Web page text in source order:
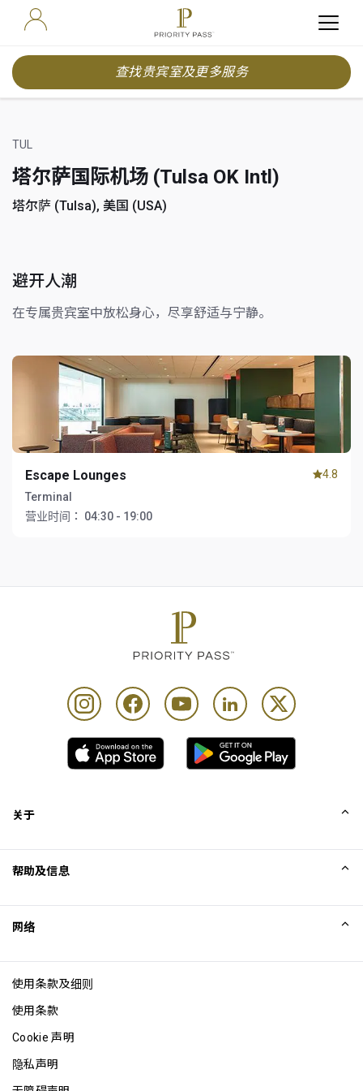
查找贵宾室及更多服务
TUL
塔尔萨国际机场 (Tulsa OK Intl)
塔尔萨 (Tulsa), 美国 (USA)
避开人潮
在专属贵宾室中放松身心，尽享舒适与宁静。
Escape Lounges
Terminal
营业时间：
04:30 - 19:00
4.8
关于
Excellence Awards
博客
帮助及信息
网络
使用条款及细则
使用条款
Cookie 声明
隐私声明